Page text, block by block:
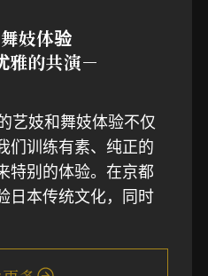
妓体验
雅的共演－
艺妓和舞妓体验不仅
们训练有素、纯正的
特别的体验。在京都
日本传统文化，同时